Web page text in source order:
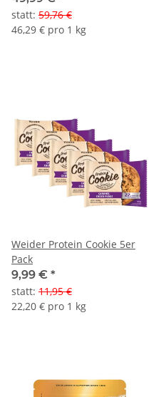
statt: 59,76 €
46,29 € pro 1 kg
Weider Protein Cookie 5er
Pack
9,99 € *
statt: 11,95 €
22,20 € pro 1 kg